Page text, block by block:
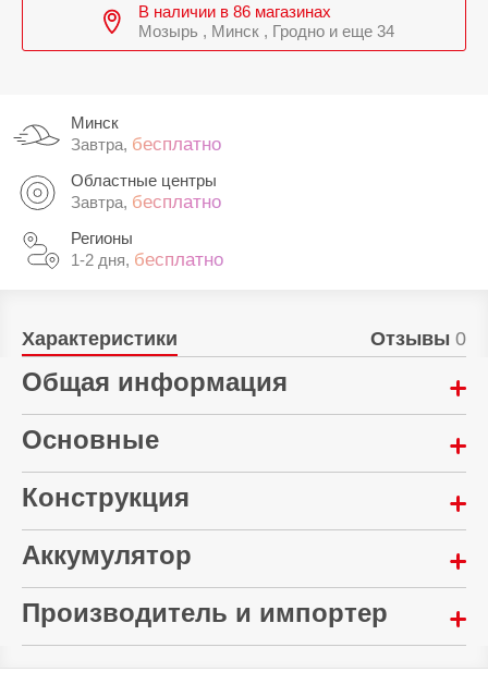
В наличии в 86 магазинах
Мозырь , Минск , Гродно и еще 34
Минск
Завтра, бесплатно
Областные центры
Завтра, бесплатно
Регионы
1-2 дня, бесплатно
Характеристики Отзывы 0
Общая информация
Гарантия:
Тип:
Комплектация:
Инструкция
Основные
Выходная мощность:
Конструкция
Длина:
72.5 мм
Толщина:
Аккумулятор
Быстрая зарядка:
Производитель и импортер
Произведено в стране: